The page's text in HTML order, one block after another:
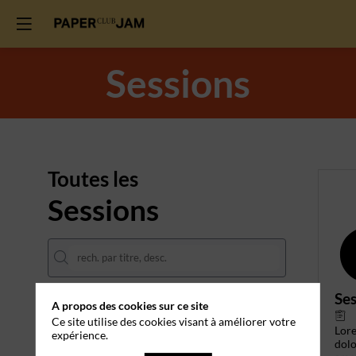
Sessions
Toutes les
Sessions
DATES
THÈMATIQUES
A propos des cookies sur ce site
Ce site utilise des cookies visant à améliorer votre
expérience.